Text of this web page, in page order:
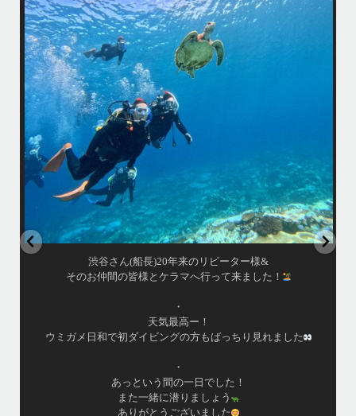
マ体験ダイビング&シュノーケル班に分かれて毎日海へ行っております
•
海が穏やかな日がずーっと続いていてボートダイビングには最高のコン
ディションです！
昔よく潜りに来て下さっていたリピーターさんの子供が10才になったの
で一緒にダイビングデビュー…なんて嬉しいシチュエーションもあり、
毎日色々なお客様と楽しくご一緒させて頂いてます
渡嘉敷島の方も夏には珍しい北風つづきのおかげでビーチが穏やか
...
8月 14
はいさい！
アイランドメッセージです
最近投稿できてませんでしたが今シーズンも渡嘉敷島上陸
ツアーとケラマ体験ダイビング&シュノーケル班に分かれて
毎日海へ行っております
海が穏やかな日がずーっと続いていてボートダイビングに
は最高のコンディションです！
昔よく潜りに来て下さっていたリピーターさんの子供が10
才になったので一緒にダイビングデビュー…なんて嬉しい